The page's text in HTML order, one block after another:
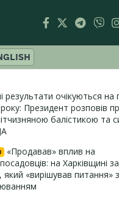
результати очікуються на
Президент розповів
балістикою та
«Продавав» вплив на
на Харківщині
який «вирішував питання» з